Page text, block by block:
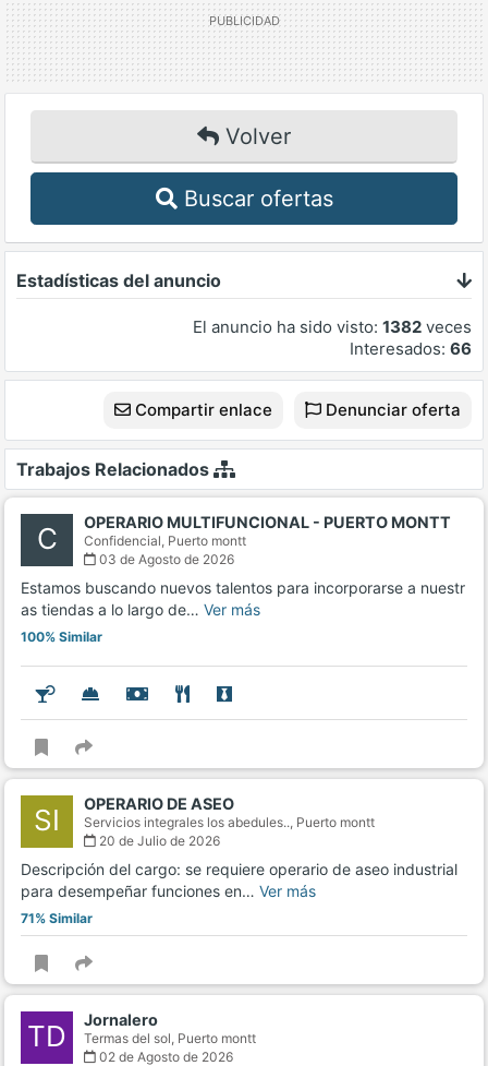
Volver
Buscar ofertas
Estadísticas del anuncio
El anuncio ha sido visto: 1382 veces
Interesados: 66
Compartir enlace Denunciar oferta
Trabajos Relacionados
C OPERARIO MULTIFUNCIONAL - PUERTO MONTT
Confidencial, Puerto montt
03 de Agosto de 2026
Estamos buscando nuevos talentos para incorporarse a nuestr
as tiendas a lo largo de… Ver más
100% Similar
SI OPERARIO DE ASEO
Servicios integrales los abedules.., Puerto montt
20 de Julio de 2026
Descripción del cargo: se requiere operario de aseo industrial
para desempeñar funciones en… Ver más
71% Similar
TD Jornalero
Termas del sol, Puerto montt
02 de Agosto de 2026